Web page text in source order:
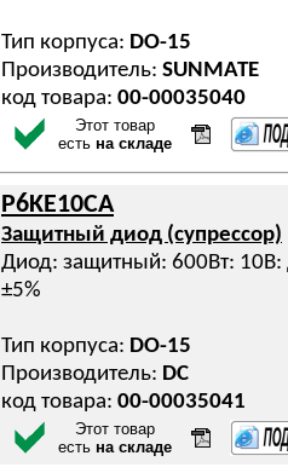
Тип корпуса: DO-15
Производитель: SUNMATE
код товара: 00-00035040
Этот товар
есть на складе
P6KE10CA
Защитный диод (супрессор)
Диод: защитный: 600Вт: 10В:
±5%
Тип корпуса: DO-15
Производитель: DC
код товара: 00-00035041
Этот товар
есть на складе